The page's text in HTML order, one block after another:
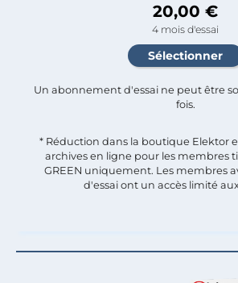
20,00 €
4 mois d'essai
Un abonnement d'essai ne peut être
fois.​
* Réduction dans la boutique Elektor
archives en ligne pour les membres
GREEN uniquement. Les membres
d'essai ont un accès limité